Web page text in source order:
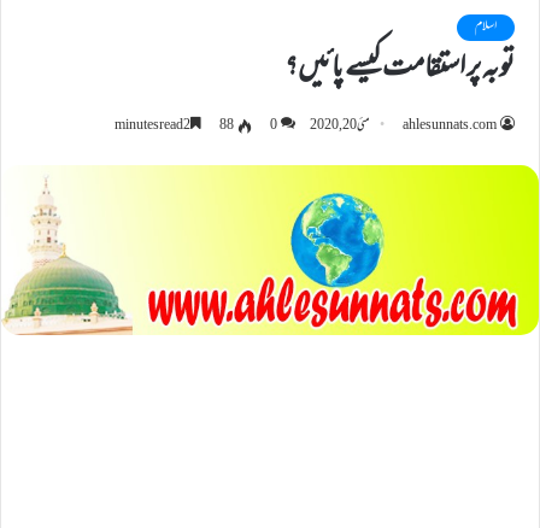
اسلام
توبہ پر استقامت کیسے پائیں؟
ahlesunnats.com مئی 20, 2020 0
88